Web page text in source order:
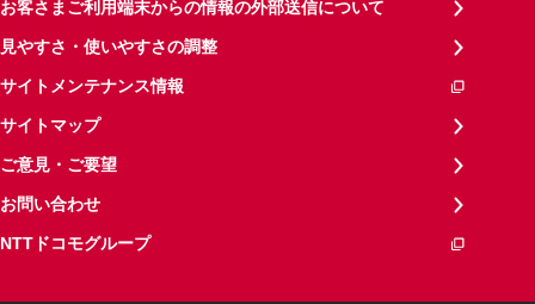
お客さまご利用端末からの情報の外部送信について
見やすさ・使いやすさの調整
サイトメンテナンス情報
サイトマップ
ご意見・ご要望
お問い合わせ
NTTドコモグループ